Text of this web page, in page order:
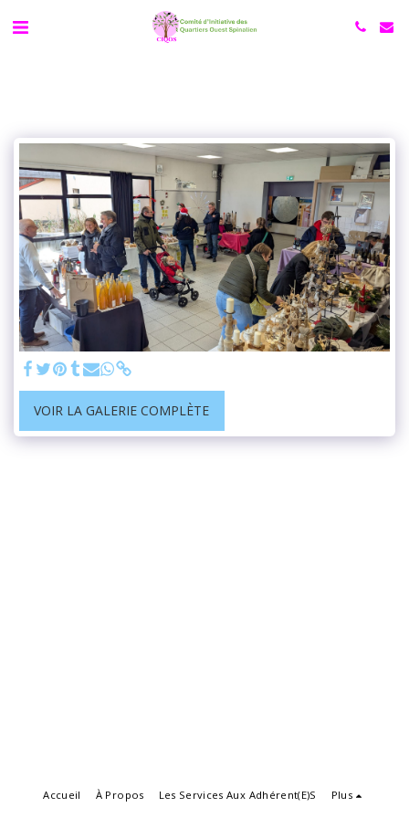
VOIR LA GALERIE COMPLÈTE
Accueil À Propos Les Services Aux Adhérent(e)s Plus